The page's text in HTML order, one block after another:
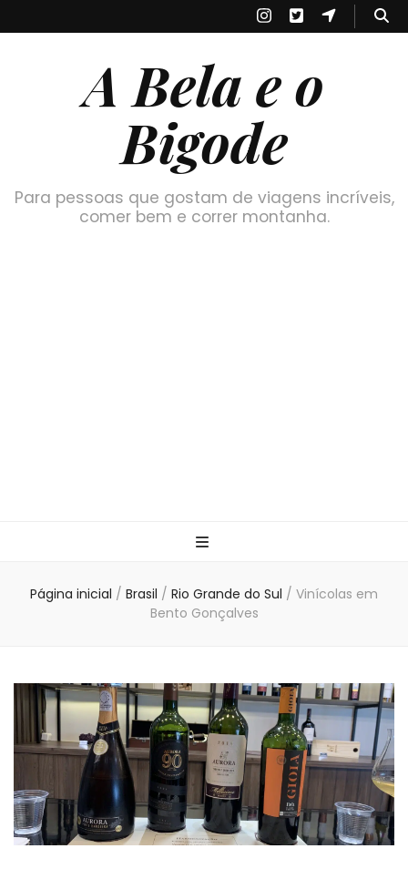
A Bela e o
Bigode
Para pessoas que gostam de viagens incríveis,
comer bem e correr montanha.
Página inicial / Brasil / Rio Grande do Sul / Vinícolas em
Bento Gonçalves